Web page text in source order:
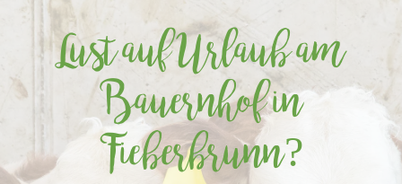
Lust auf Urlaub am
Bauernhof in
Fieberbrunn?